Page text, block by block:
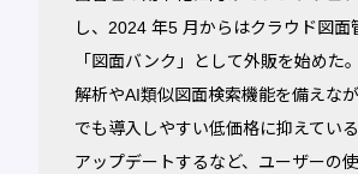
し、2024 年5 月からはクラウド図面
「図面バンク」として外販を始めた
解析やAI類似図面検索機能を備えな
でも導入しやすい低価格に抑えてい
アップデートするなど、ユーザーの